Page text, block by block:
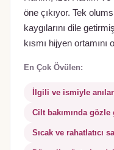
öne çıkıyor. Tek
kaygılarını dile
kısmı hijyen ortamını
En Çok Övülen:
İlgili ve ismiyle
Cilt bakımında
Sıcak ve rahatlatıcı